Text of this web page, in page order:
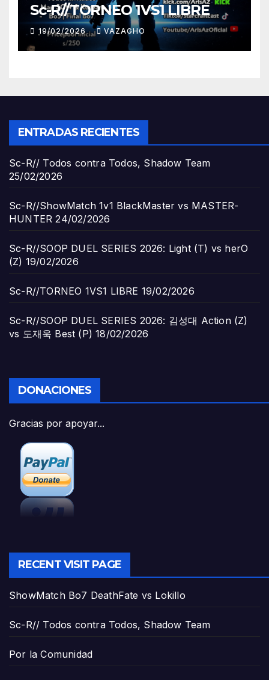
Sc-R//TORNEO 1VS1 LIBRE
19/02/2026 VAZAGHO
ENTRADAS RECIENTES
Sc-R// Todos contra Todos, Shadow Team
25/02/2026
Sc-R//ShowMatch 1v1 BlackMaster vs MASTER-
HUNTER 24/02/2026
Sc-R//SOOP DUEL SERIES 2026: Light (T) vs herO
(Z) 19/02/2026
Sc-R//TORNEO 1VS1 LIBRE 19/02/2026
Sc-R//SOOP DUEL SERIES 2026: 김성대 Action (Z)
vs 도재욱 Best (P) 18/02/2026
DONACIONES
Gracias por apoyar...
RECENT VISIT PAGE
ShowMatch Bo7 DeathFate vs Lokillo
Sc-R// Todos contra Todos, Shadow Team
Por la Comunidad